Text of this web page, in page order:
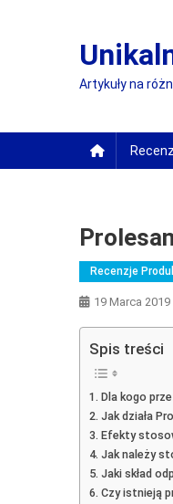
Artykuły na
Recenzje
19 Marca 2019
Spis treści
Dla kogo
Jak działa
Efekty
Jak należy
Jaki skład
Czy istnieją